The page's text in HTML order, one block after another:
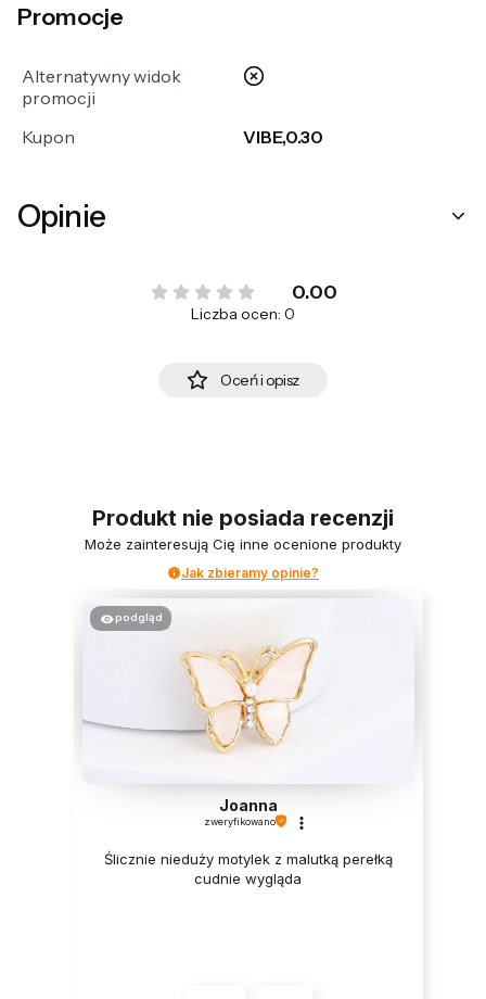
Promocje
Alternatywny widok
promocji
nie
Kupon VIBE,0.30
Opinie
0.00
Liczba ocen: 0
Oceń i opisz
Produkt nie posiada recenzji
Może zainteresują Cię inne ocenione produkty
Jak zbieramy opinie?
podgląd
Joanna
zweryfikowano
Ślicznie nieduży motylek z malutką perełką
cudnie wygląda